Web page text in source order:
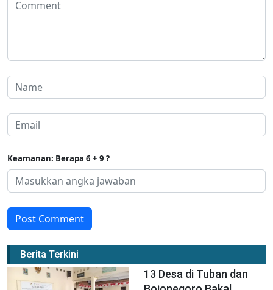
Keamanan: Berapa 6 + 9 ?
Post Comment
Berita Terkini
13 Desa di Tuban dan